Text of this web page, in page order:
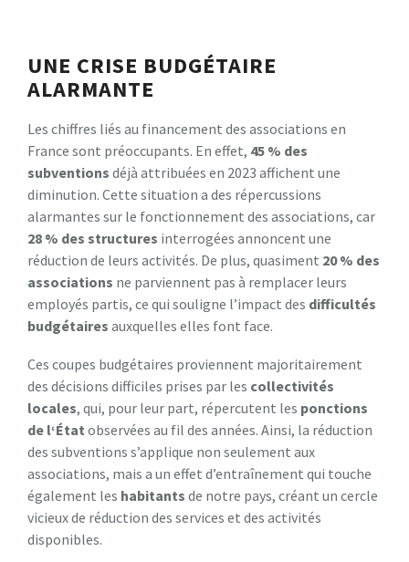
UNE CRISE BUDGÉTAIRE
ALARMANTE
Les chiffres liés au financement des associations en
France sont préoccupants. En effet, 45 % des
subventions déjà attribuées en 2023 affichent une
diminution. Cette situation a des répercussions
alarmantes sur le fonctionnement des associations, car
28 % des structures interrogées annoncent une
réduction de leurs activités. De plus, quasiment 20 % des
associations ne parviennent pas à remplacer leurs
employés partis, ce qui souligne l’impact des dificultés
budgétaires auxquelles elles font face.
Ces coupes budgétaires proviennent majoritairement
des décisions difficiles prises par les collectivités
locales, qui, pour leur part, répercutent les ponctions
de l‘État observées au fil des années. Ainsi, la réduction
des subventions s’applique non seulement aux
associations, mais a un effet d’entraînement qui touche
également les habitants de notre pays, créant un cercle
vicieux de réduction des services et des activités
disponibles.